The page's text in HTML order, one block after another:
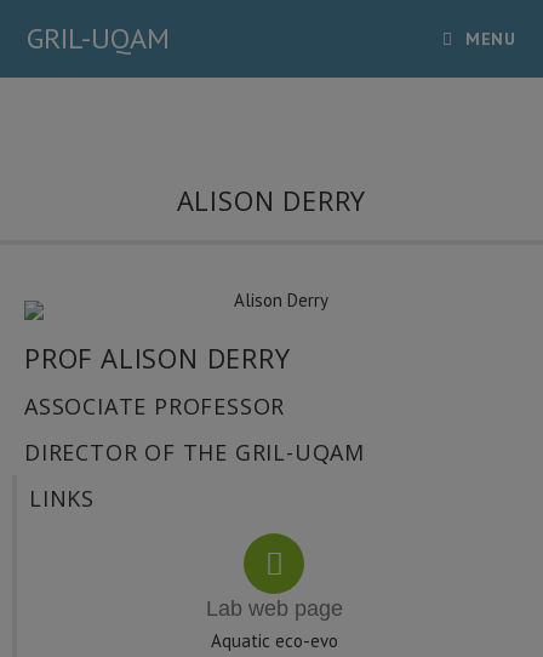
GRIL-UQAM MENU
ALISON DERRY
PROF ALISON DERRY
ASSOCIATE PROFESSOR
DIRECTOR OF THE GRIL-UQAM
LINKS
Lab web page
Aquatic eco-evo